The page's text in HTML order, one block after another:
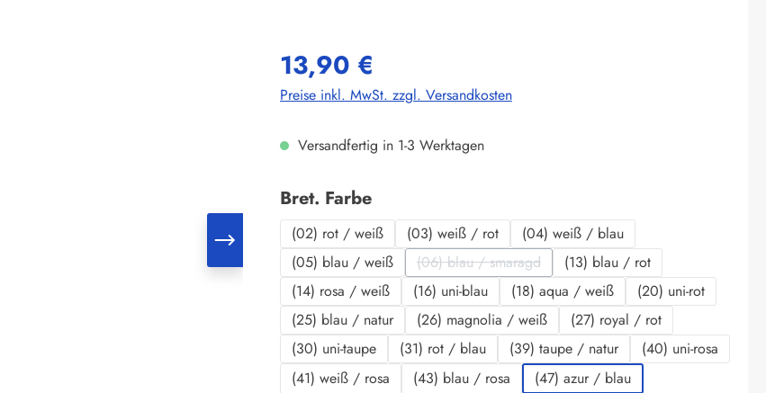
13,90 €
Preise inkl. MwSt. zzgl. Versandkosten
Versandfertig in 1-3 Werktagen
Bret. Farbeauswählen
(02) rot / weiß (03) weiß / rot
(04) weiß / blau
(05) blau / weiß
(06) blau / smaragd
(Diese Option ist zurzeit nicht verfügbar.)
(13) blau / rot
(14) rosa / weiß
(16) uni-blau (18) aqua / weiß
(20) uni-rot
(25) blau / natur
(26) magnolia / weiß
(27) royal / rot
(30) uni-taupe
(31) rot / blau (39) taupe / natur
(40) uni-rosa
(41) weiß / rosa
(43) blau / rosa
(47) azur / blau